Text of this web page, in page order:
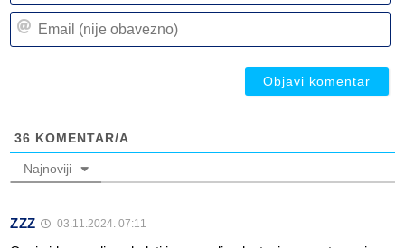
36 KOMENTAR/A
Najnoviji
ZZZ 03.11.2024. 07:11